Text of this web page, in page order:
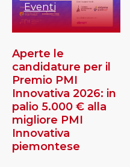
Eventi
Aperte le
candidature per il
Premio PMI
Innovativa 2026: in
palio 5.000 € alla
migliore PMI
Innovativa
piemontese